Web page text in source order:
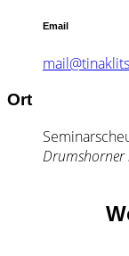
Email
Ort
Drumshorner